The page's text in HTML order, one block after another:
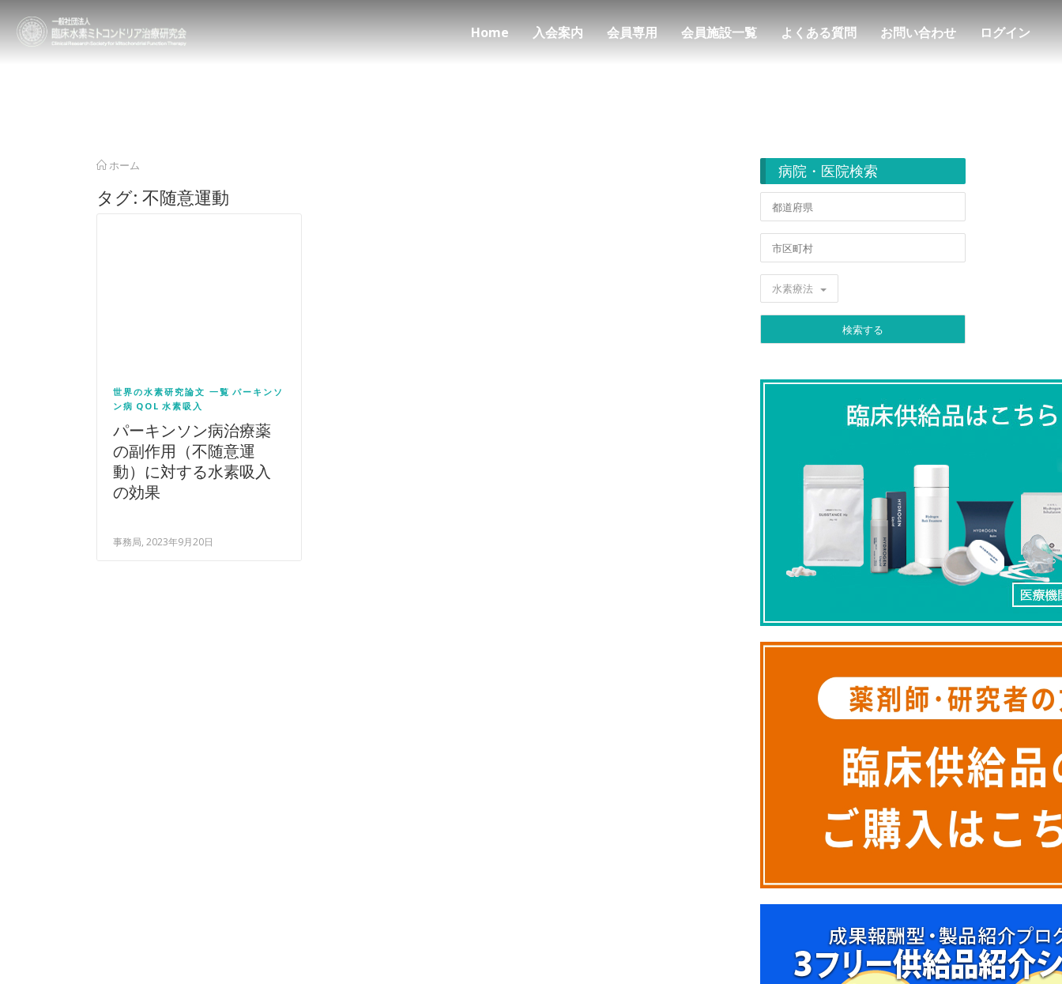
ログイン
Home 入会案内 会員専用 会員施設一覧 よくある質問 お問い合わせ
ホーム
タグ: 不随意運動
世界の水素研究論文 一覧 パーキンソ
ン病 QOL 水素吸入
パーキンソン病治療薬
の副作用（不随意運
動）に対する水素吸入
の効果
事務局, 2023年9月20日
病院・医院検索
水素療法